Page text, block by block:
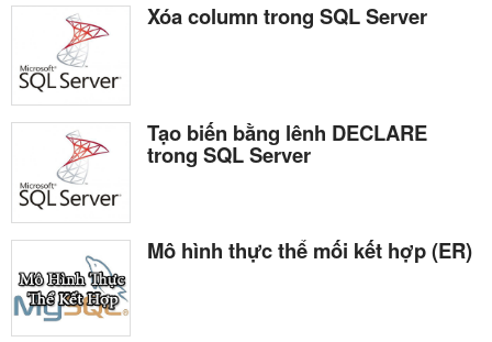
Xóa column trong SQL Server
Tạo biến bằng lênh DECLARE
trong SQL Server
Mô hình thực thể mối kết hợp (ER)